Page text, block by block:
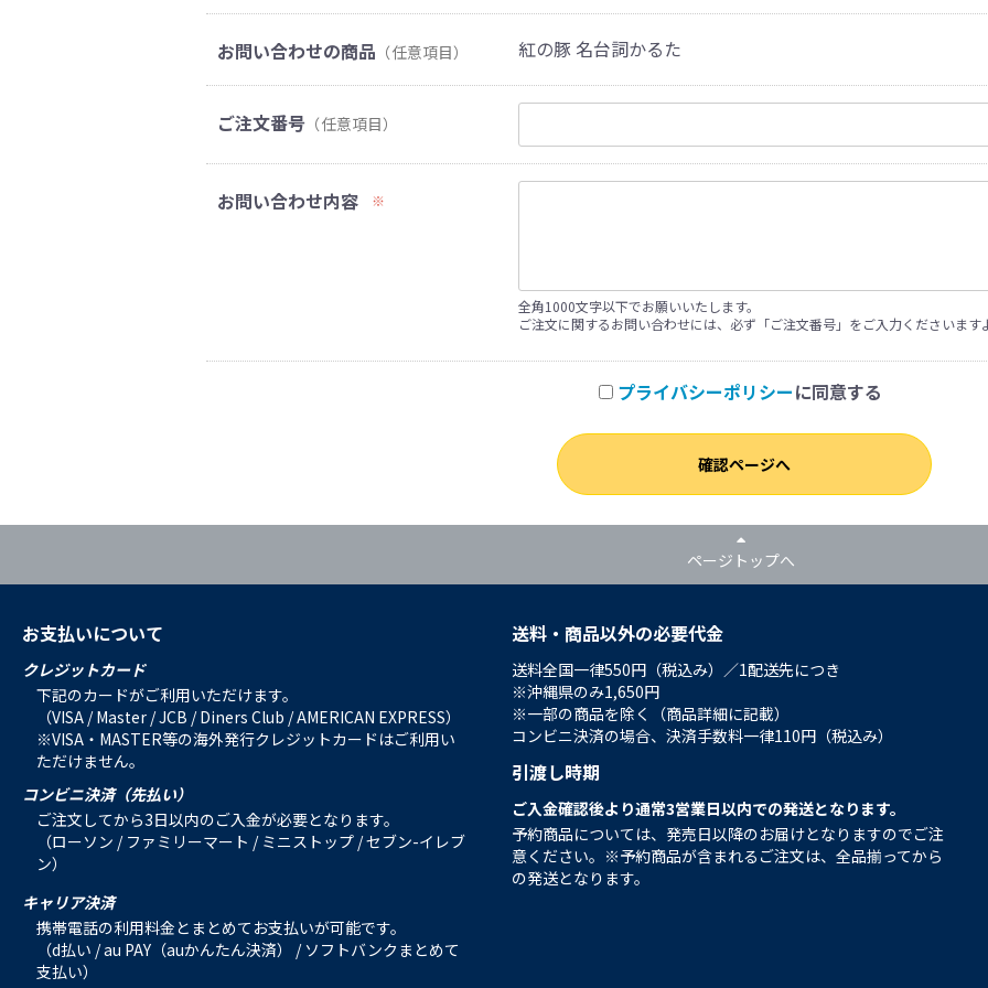
お問い合わせの商品 （任意項目） 紅の豚 名台詞かるた
ご注文番号 （任意項目）
お問い合わせ内容 ※
全角1000文字以下でお願いいたします。
ご注文に関するお問い合わせには、必ず「ご注文番号」をご入力くださいます
プライバシーポリシーに同意する
確認ページへ
ページトップへ
お支払いについて
クレジットカード
下記のカードがご利用いただけます。
（VISA / Master / JCB / Diners Club / AMERICAN EXPRESS）
※VISA・MASTER等の海外発行クレジットカードはご利用い
ただけません。
コンビニ決済（先払い）
ご注文してから3日以内のご入金が必要となります。
（ローソン / ファミリーマート / ミニストップ / セブン-イレブ
ン）
キャリア決済
携帯電話の利用料金とまとめてお支払いが可能です。
（d払い / au PAY（auかんたん決済） / ソフトバンクまとめて
支払い）
送料・商品以外の必要代金
送料全国一律550円（税込み）／1配送先につき
※沖縄県のみ1,650円
※一部の商品を除く（商品詳細に記載）
コンビニ決済の場合、決済手数料一律110円（税込み）
引渡し時期
ご入金確認後より通常3営業日以内での発送となります。
予約商品については、発売日以降のお届けとなりますのでご注
意ください。※予約商品が含まれるご注文は、全品揃ってから
の発送となります。